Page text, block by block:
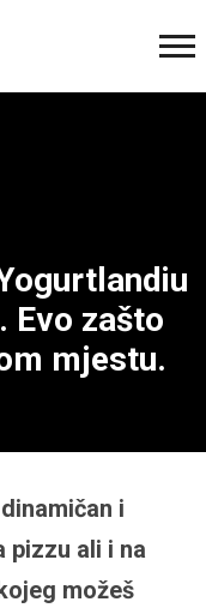
Evo zašto
mjestu.
i
pizzu ali i na
možeš